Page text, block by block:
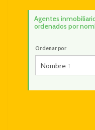
Agentes
ordenados por
Ordenar por
Nombre ↑